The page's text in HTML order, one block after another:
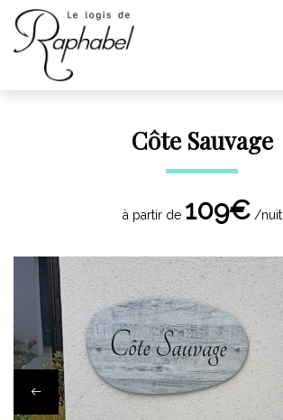
Côte Sauvage
à partir de 109€/nuit